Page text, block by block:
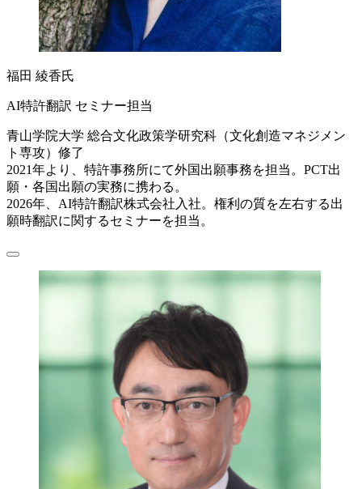
福田 綾香氏
AI特許翻訳 セミナー担当
青山学院大学 総合文化政策学研究科（文化創造マネジメン
ト専攻）修了
2021年より、特許事務所にて外国出願事務を担当。PCT出
願・各国出願の実務に携わる。
2026年、AI特許翻訳株式会社入社。権利の質を左右する出
願時翻訳に関するセミナーを担当。